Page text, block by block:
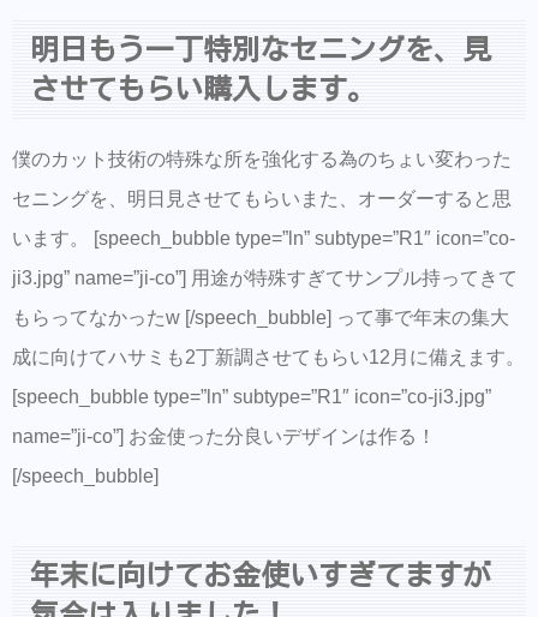
明日もう一丁特別なセニングを、見
させてもらい購入します。
僕のカット技術の特殊な所を強化する為のちょい変わった
セニングを、明日見させてもらいまた、オーダーすると思
います。 [speech_bubble type=”ln” subtype=”R1″ icon=”co-
ji3.jpg” name=”ji-co”] 用途が特殊すぎてサンプル持ってきて
もらってなかったw [/speech_bubble] って事で年末の集大
成に向けてハサミも2丁新調させてもらい12月に備えます。
[speech_bubble type=”ln” subtype=”R1″ icon=”co-ji3.jpg”
name=”ji-co”] お金使った分良いデザインは作る！
[/speech_bubble]
年末に向けてお金使いすぎてますが